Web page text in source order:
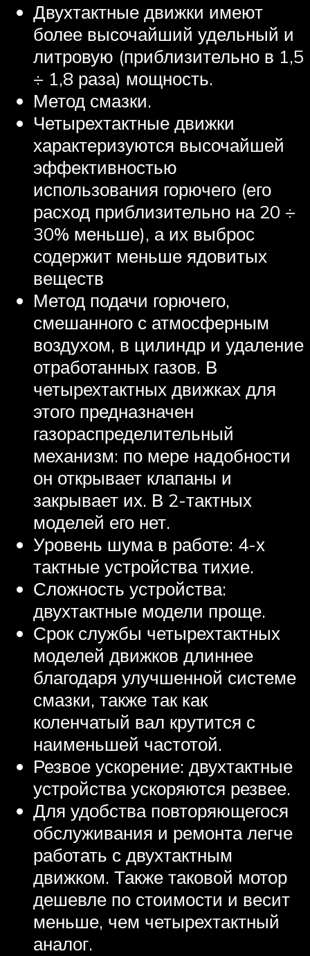
Двухтактные движки имеют
более высочайший удельный и
литровую (приблизительно в 1,5
÷ 1,8 раза) мощность.
Метод смазки.
Четырехтактные движки
характеризуются высочайшей
эффективностью
использования горючего (его
расход приблизительно на 20 ÷
30% меньше), а их выброс
содержит меньше ядовитых
веществ
Метод подачи горючего,
смешанного с атмосферным
воздухом, в цилиндр и удаление
отработанных газов. В
четырехтактных движках для
этого предназначен
газораспределительный
механизм: по мере надобности
он открывает клапаны и
закрывает их. В 2-тактных
моделей его нет.
Уровень шума в работе: 4-х
тактные устройства тихие.
Сложность устройства:
двухтактные модели проще.
Срок службы четырехтактных
моделей движков длиннее
благодаря улучшенной системе
смазки, также так как
коленчатый вал крутится с
наименьшей частотой.
Резвое ускорение: двухтактные
устройства ускоряются резвее.
Для удобства повторяющегося
обслуживания и ремонта легче
работать с двухтактным
движком. Также таковой мотор
дешевле по стоимости и весит
меньше, чем четырехтактный
аналог.